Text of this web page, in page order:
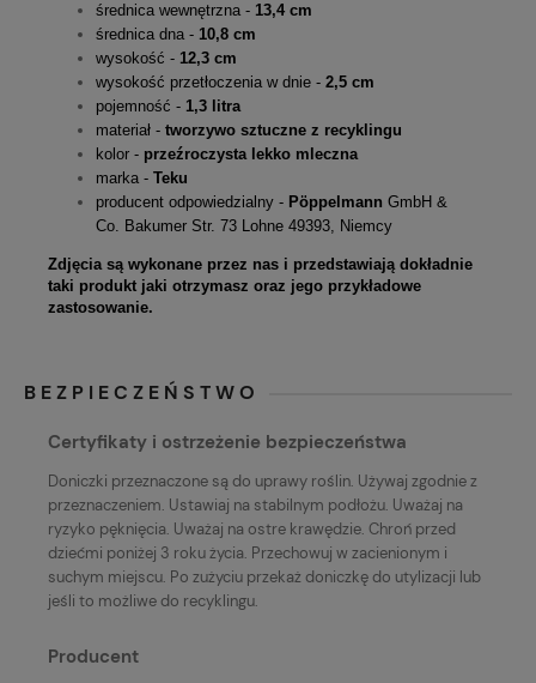
średnica wewnętrzna - 13,4 cm
średnica dna - 10,8 cm
wysokość - 12,3 cm
wysokość przetłoczenia w dnie - 2,5 cm
pojemność - 1,3 litra
materiał - tworzywo sztuczne z recyklingu
kolor - przeźroczysta lekko mleczna
marka - Teku
producent odpowiedzialny - Pöppelmann GmbH &
Co. Bakumer Str. 73 Lohne 49393, Niemcy
Zdjęcia są wykonane przez nas i przedstawiają dokładnie
taki produkt jaki otrzymasz oraz jego przykładowe
zastosowanie.
BEZPIECZEŃSTWO
Certyfikaty i ostrzeżenie bezpieczeństwa
Doniczki przeznaczone są do uprawy roślin. Używaj zgodnie z
przeznaczeniem. Ustawiaj na stabilnym podłożu. Uważaj na
ryzyko pęknięcia. Uważaj na ostre krawędzie. Chroń przed
dziećmi poniżej 3 roku życia. Przechowuj w zacienionym i
suchym miejscu. Po zużyciu przekaż doniczkę do utylizacji lub
jeśli to możliwe do recyklingu.
Producent